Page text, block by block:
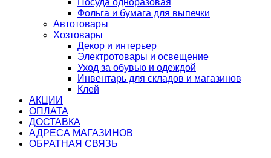
Фольга и бумага для выпечки
Автотовары
Хозтовары
Декор и интерьер
Электротовары и освещение
Уход за обувью и одеждой
Инвентарь для складов и магазинов
Клей
АКЦИИ
ОПЛАТА
ДОСТАВКА
АДРЕСА МАГАЗИНОВ
ОБРАТНАЯ СВЯЗЬ